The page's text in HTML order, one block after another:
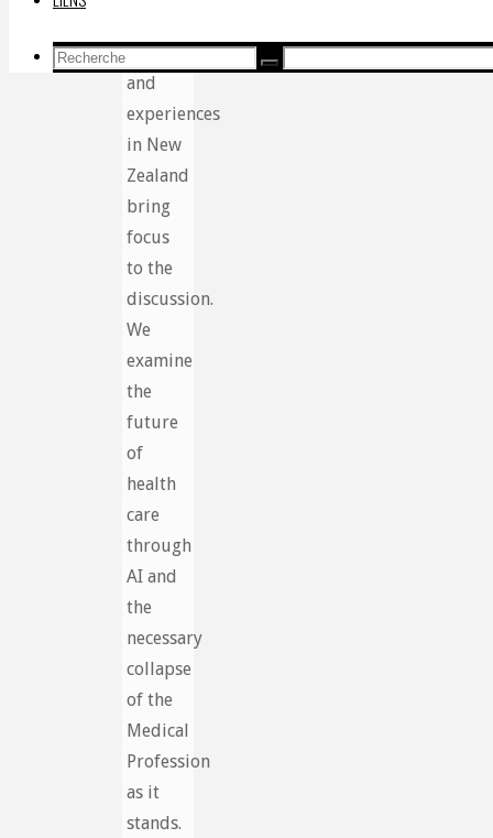
Recherche
Recherche
insights
and
experiences
in New
Zealand
bring
focus
to the
discussion.
We
examine
the
future
of
health
care
through
AI and
the
necessary
collapse
of the
Medical
Profession
as it
stands.